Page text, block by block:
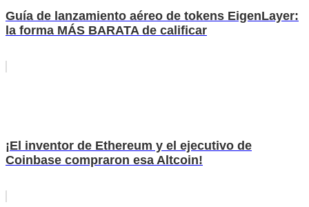
Guía de lanzamiento aéreo de tokens EigenLayer:
la forma MÁS BARATA de calificar
¡El inventor de Ethereum y el ejecutivo de
Coinbase compraron esa Altcoin!